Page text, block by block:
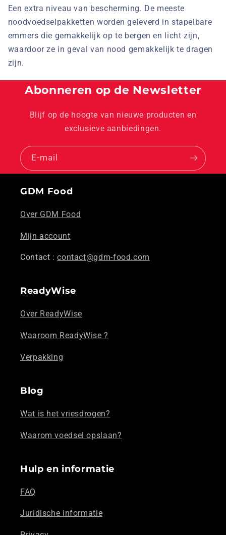
Een extra niveau van bescherming. De meeste
noodvoedselpakketten worden geleverd in stapelbare
emmers die gemakkelijk op te bergen en licht zijn,
waardoor ze in geval van nood gemakkelijk te dragen
zijn.
Abonneren op de Newsletter
Blijf op de hoogte van nieuwe producten en
exclusieve aanbiedingen.
E‑mail
GDM Food
Over GDM Food
Mijn account
Contact :contact@gdm-food.com
ReadyWise
Over ReadyWise
Waaroom ReadyWise ?
Verpakking
Blog
Wat is het vriesdrogen?
Waarom voedsel opslaan?
Hulp en informatie
FAQ
Juridische informatie